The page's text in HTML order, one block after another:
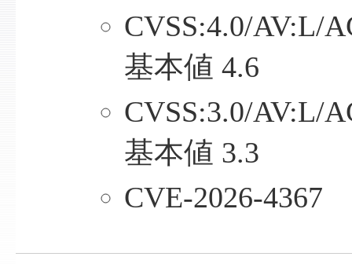
CVSS:4.0/AV:L/
基本値 4.6
CVSS:3.0/AV:L/
基本値 3.3
CVE-2026-4367